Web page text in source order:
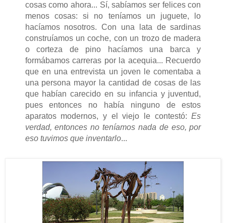
cosas como ahora... Sí, sabíamos ser felices con
menos cosas: si no teníamos un juguete, lo
hacíamos nosotros. Con una lata de sardinas
construíamos un coche, con un trozo de madera
o corteza de pino hacíamos una barca y
formábamos carreras por la acequia... Recuerdo
que en una entrevista un joven le comentaba a
una persona mayor la cantidad de cosas de las
que habían carecido en su infancia y juventud,
pues entonces no había ninguno de estos
aparatos modernos, y el viejo le contestó:Es
verdad, entonces no teníamos nada de eso, por
eso tuvimos que inventarlo...